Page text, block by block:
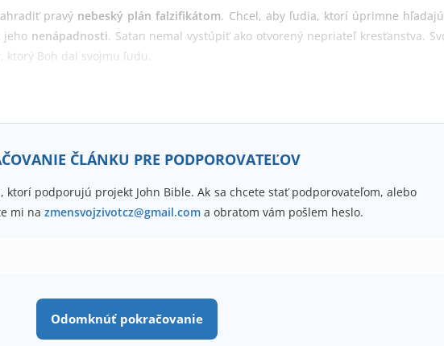
pravý nebeský plán falzifikátom. Chcel, aby ľudia, ktorí úprimne
jeho nenápadnosti. Satan nemal vystúpiť ako otvorený nepriateľ kresťanstva.
ktorý Boh dal svojmu ľudu.
ČLÁNKU PRE PODPOROVATEĽOV
ktorí podporujú projekt John Bible. Ak sa chcete stať podporovateľom, alebo
mi na zmensvojzivotcz@gmail.com a obratom vám pošlem heslo.
Odomknúť pokračovanie